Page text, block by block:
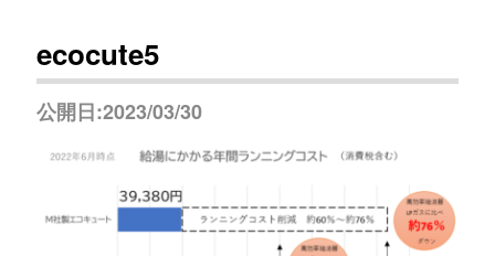
ecocute5
公開日:2023/03/30